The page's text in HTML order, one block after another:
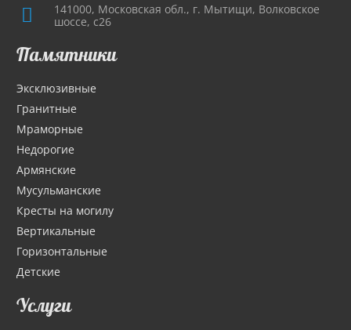
141000, Московская обл., г. Мытищи, Волковское
шоссе, с26
Памятники
Эксклюзивные
Гранитные
Мраморные
Недорогие
Армянские
Мусульманские
Кресты на могилу
Вертикальные
Горизонтальные
Детские
Услуги